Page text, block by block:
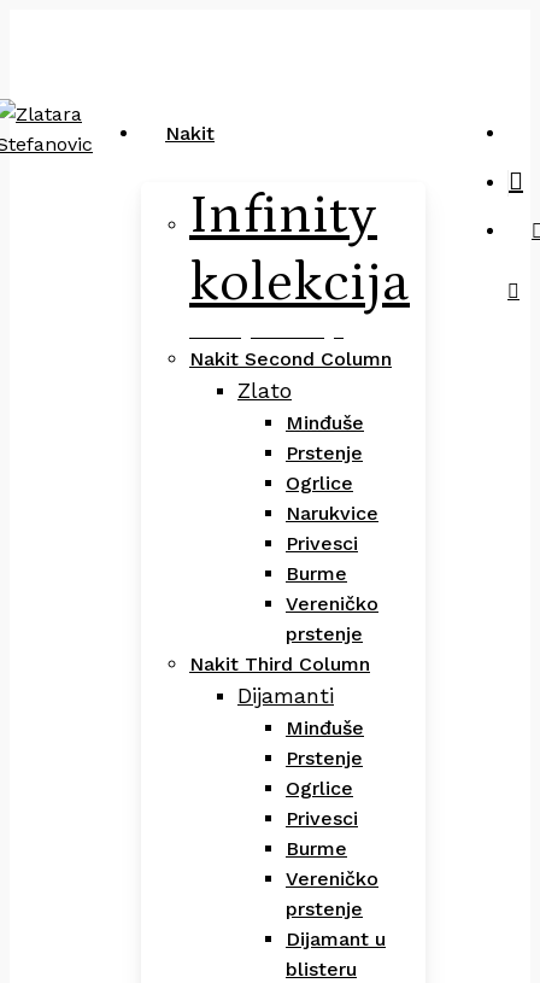
content
Nakit
Infinity
kolekcija
Nakit Second Column
Zlato
Minđuše
Prstenje
Ogrlice
Narukvice
Privesci
Burme
Vereničko
prstenje
Nakit Third Column
Dijamanti
Minđuše
Prstenje
Ogrlice
Privesci
Burme
Vereničko
prstenje
Dijamant u
blisteru